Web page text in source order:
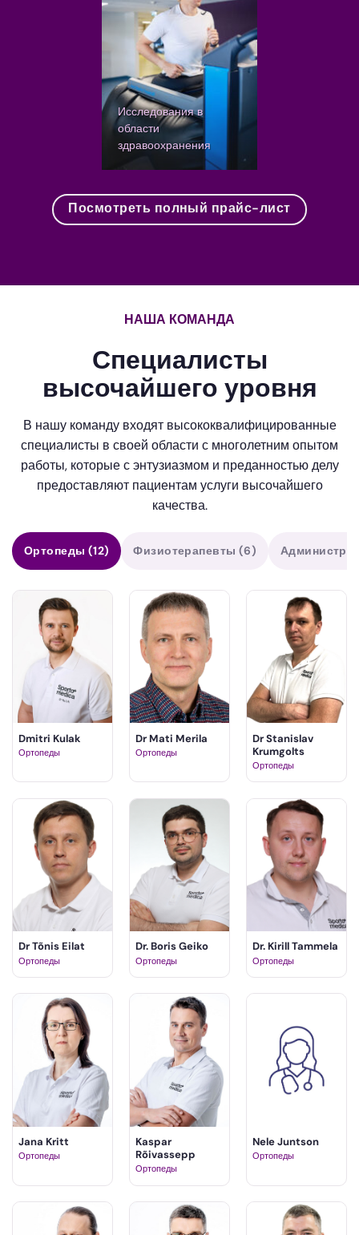
Исследования в
области
здравоохранения
Посмотреть полный прайс-лист
НАША КОМАНДА
Специалисты
высочайшего уровня
В нашу команду входят высококвалифицированные
специалисты в своей области с многолетним опытом
работы, которые с энтузиазмом и преданностью делу
предоставляют пациентам услуги высочайшего
качества.
Ортопеды (12) Физиотерапевты (6)
Dmitri Kulak
Ортопеды
Dr Mati Merila
Ортопеды
Dr Stanislav
Krumgolts
Ортопеды
Dr Tõnis Eilat
Ортопеды
Dr. Boris Geiko
Ортопеды
Dr. Kirill Tammela
Ортопеды
Jana Kritt
Ортопеды
Kaspar
Rõivassepp
Ортопеды
Nele Juntson
Ортопеды